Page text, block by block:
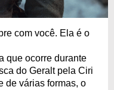
com você. Ela é o
que ocorre durante
do Geralt pela Ciri
de várias formas, o